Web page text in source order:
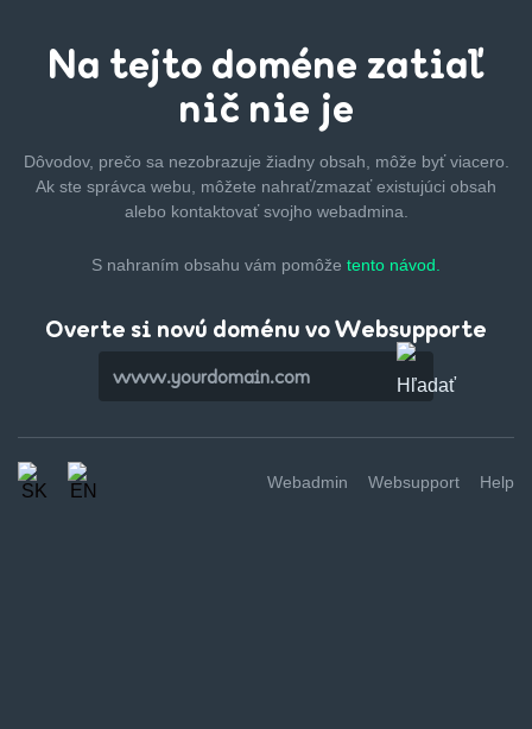
Na tejto doméne zatiaľ
nič nie je
Dôvodov, prečo sa nezobrazuje žiadny obsah, môže byťviacero.
Ak ste správca webu, môžete nahrať/zmazaťexistujúci obsah
alebo kontaktovať svojho webadmina.
S nahraním obsahu vám pomôže tento návod.
Overte si novú doménu vo Websupporte
Webadmin Websupport Help